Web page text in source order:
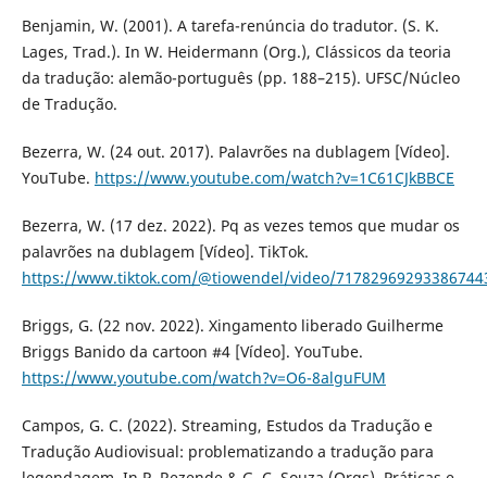
Benjamin, W. (2001). A tarefa-renúncia do tradutor. (S. K.
Lages, Trad.). In W. Heidermann (Org.), Clássicos da teoria
da tradução: alemão-português (pp. 188–215). UFSC/Núcleo
de Tradução.
Bezerra, W. (24 out. 2017). Palavrões na dublagem [Vídeo].
YouTube. https://www.youtube.com/watch?v=1C61CJkBBCE
Bezerra, W. (17 dez. 2022). Pq as vezes temos que mudar os
palavrões na dublagem [Vídeo]. TikTok.
https://www.tiktok.com/@tiowendel/video/
Briggs, G. (22 nov. 2022). Xingamento liberado Guilherme
Briggs Banido da cartoon #4 [Vídeo]. YouTube.
https://www.youtube.com/watch?v=O6-8alguFUM
Campos, G. C. (2022). Streaming, Estudos da Tradução e
Tradução Audiovisual: problematizando a tradução para